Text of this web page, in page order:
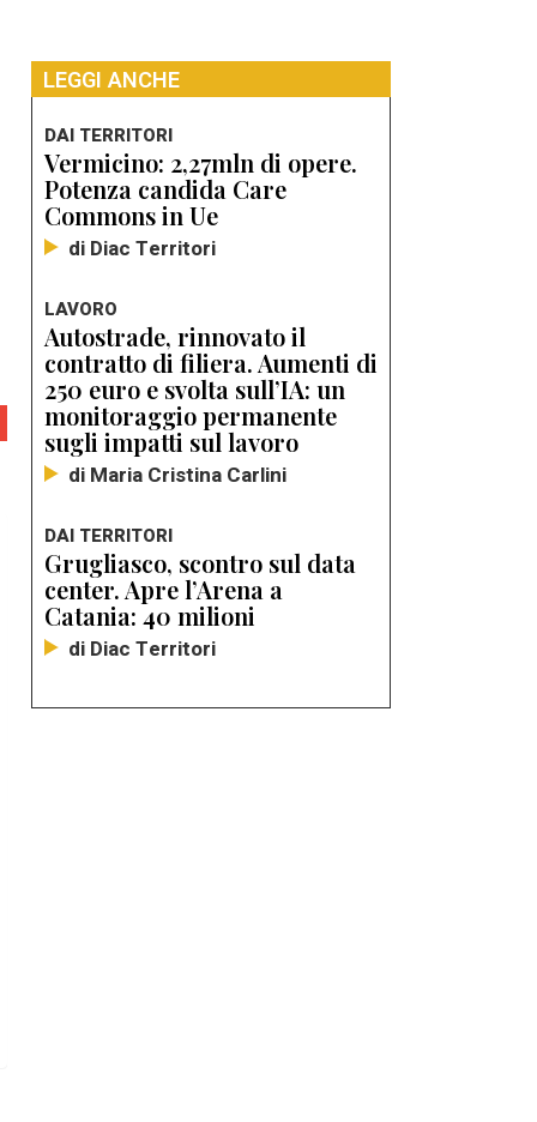
LEGGI ANCHE
DAI TERRITORI
Vermicino: 2,27mln di opere.
Potenza candida Care
Commons in Ue
di Diac Territori
LAVORO
Autostrade, rinnovato il
contratto di filiera. Aumenti di
250 euro e svolta sull’IA: un
monitoraggio permanente
sugli impatti sul lavoro
di Maria Cristina Carlini
DAI TERRITORI
Grugliasco, scontro sul data
center. Apre l’Arena a
Catania: 40 milioni
di Diac Territori